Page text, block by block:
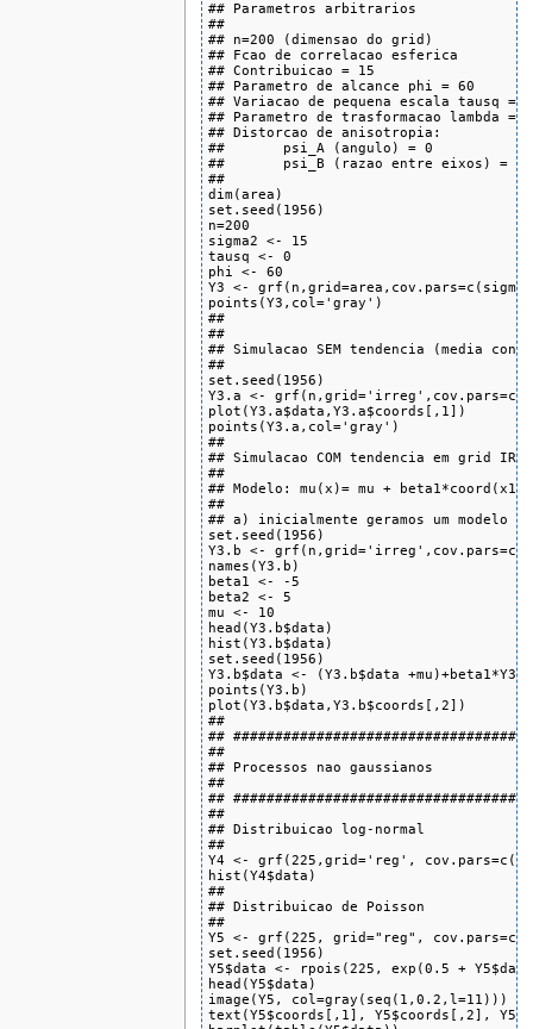
## Parametros arbitrarios
##
## n=200 (dimensao do grid)
## Fcao de correlacao esferica
## Contribuicao = 15
## Parametro de alcance phi = 60
## Variacao de pequena escala tausq = 0
## Parametro de trasformacao lambda =
## Distorcao de anisotropia:
##       psi_A (angulo) = 0
##       psi_B (razao entre eixos) = 1
##
dim(area)
set.seed(1956)
n=200
sigma2 <- 15
tausq <- 0
phi <- 60
Y3 <-
points(Y3,col='gray')
##
##
## Simulacao SEM tendencia (media
##
set.seed(1956)
Y3.a <-
plot(Y3.a$data,Y3.a$coords[,1])
points(Y3.a,col='gray')
##
## Simulacao COM tendencia em grid
##
## Modelo: mu(x)= mu +
##
## a) inicialmente geramos um modelo
set.seed(1956)
Y3.b <-
names(Y3.b)
beta1 <- -5
beta2 <- 5
mu <- 10
head(Y3.b$data)
hist(Y3.b$data)
set.seed(1956)
Y3.b$data <- (Y3.b$data
points(Y3.b)
plot(Y3.b$data,Y3.b$coords[,2])
##
##
##
## Processos nao gaussianos
##
##
##
## Distribuicao log-normal
##
Y4 <- grf(225,grid='reg',
hist(Y4$data)
##
## Distribuicao de Poisson
##
Y5 <- grf(225, grid="reg",
set.seed(1956)
Y5$data <- rpois(225, exp(0.5 +
head(Y5$data)
image(Y5, col=gray(seq(1,0.2,l=11)))
text(Y5$coords[,1], Y5$coords[,2],